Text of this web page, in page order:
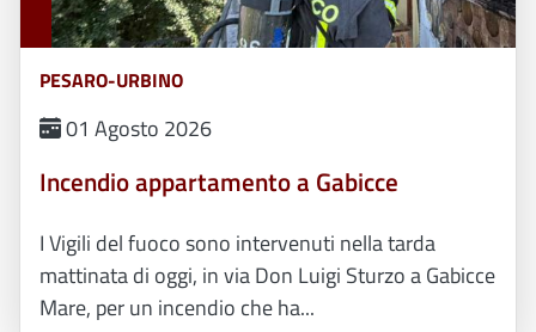
PESARO-URBINO
01 Agosto 2026
Incendio appartamento a Gabicce
I Vigili del fuoco sono intervenuti nella tarda
mattinata di oggi, in via Don Luigi Sturzo a Gabicce
Mare, per un incendio che ha...